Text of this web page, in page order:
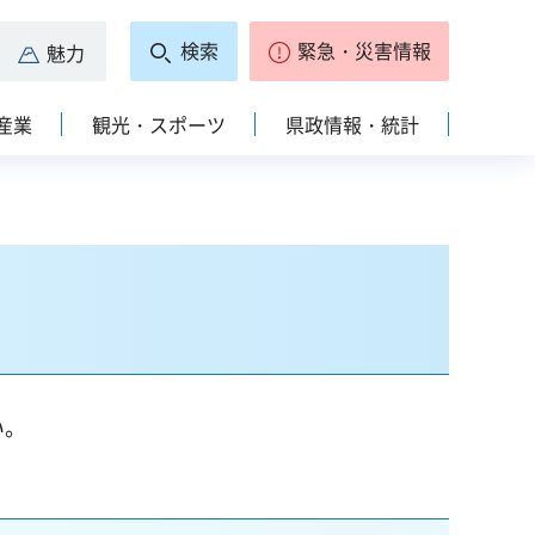
魅力 検索 緊急・災害情報
業 観光・スポーツ 県政情報・統計